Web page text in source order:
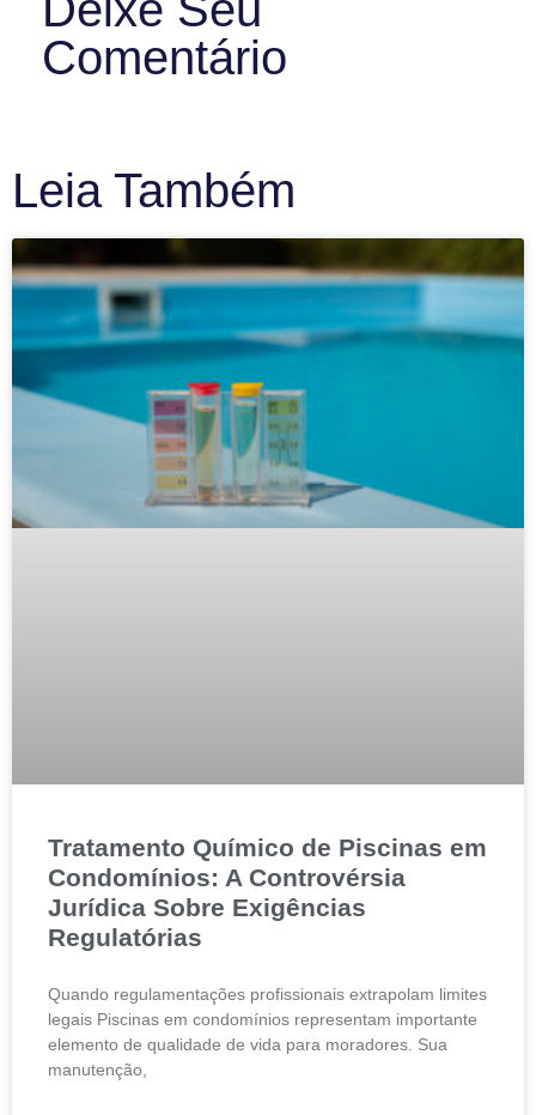
Comentário
Leia Também
Tratamento Químico de Piscinas em
Condomínios: A Controvérsia
Jurídica Sobre Exigências
Regulatórias
Quando regulamentações profissionais extrapolam limites
legais Piscinas em condomínios representam importante
elemento de qualidade de vida para moradores. Sua
manutenção,